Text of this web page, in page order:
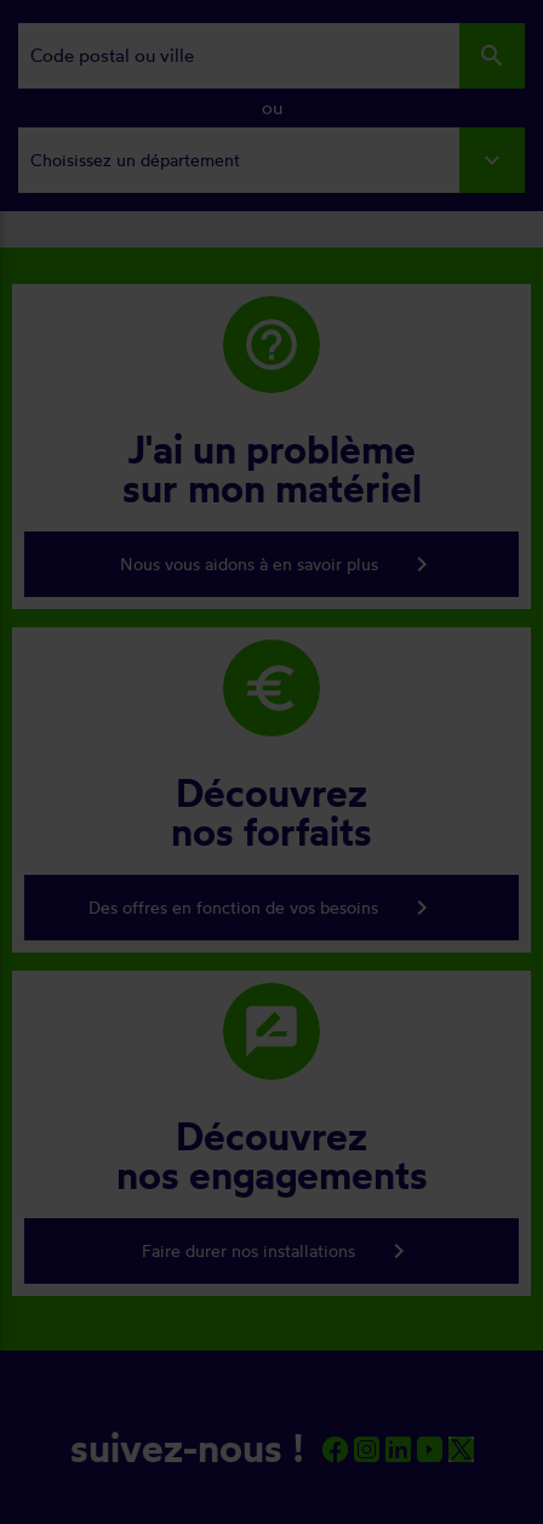
search
ou
Choisissez un département
help_outline
J'ai un problème
sur mon matériel
Nous vous aidons à en savoir plus keyboard_arrow_right
euro
Découvrez
nos forfaits
Des offres en fonction de vos besoins keyboard_arrow_right
rate_review
Découvrez
nos engagements
Faire durer nos installations keyboard_arrow_right
suivez-nous !